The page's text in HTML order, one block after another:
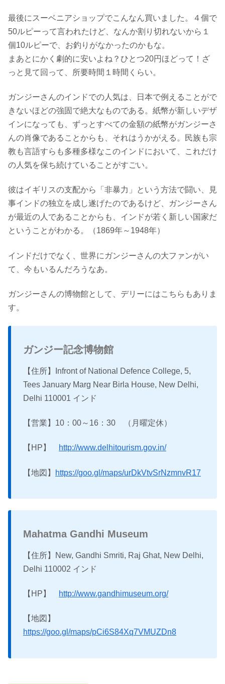
最後にスーベニアショップでこんなん買いました。４個で
50ルピーって言われたけど、なんか割り切れないから１
個10ルピーで、お釣りがなかったのかもな。
まあとにかく劇的に安いよね？ひとつ20円ほどって！ざ
っと見て回って、所要時間１時間くらい。
ガンジーさんのインドでの人気は、日本で例えることがで
きないほどの強固で絶大なものである。紙幣が新しいデザ
インになっても、ずっとすべての金額の紙幣がガンジーさ
んの肖像であることからも、それはうかがえる。民族も宗
教も言語すらも多種多様なこのインドにおいて、これだけ
の人気を保ち続けていることがすごい。
彼はイギリスの支配から「非暴力」という方法で闘い、見
事インドの独立を成し遂げたのであるけど、ガンジーさん
が最近の人であることからも、インドが若く新しい国家だ
ということがわかる。（1869年～1948年）
インドだけでなく、世界にガンジーさんの大ファンがい
て、今もいるんだろうなあ。
ガンジーさんの博物館として、デリーにはこちらもありま
す。
ガンジー記念博物館
【住所】Infront of National Defence College, 5,
Tees January Marg Near Birla House, New Delhi,
Delhi 110001 インド
【営業】10：00～16：30 （月曜定休）
【HP】 http://www.delhitourism.gov.in/
【地図】 https://goo.gl/maps/urDkVtvSrNzmnvR17
Mahatma Gandhi Museum
【住所】New, Gandhi Smriti, Raj Ghat, New Delhi,
Delhi 110002 インド
【HP】 http://www.gandhimuseum.org/
【地図】
https://goo.gl/maps/pCi6S84Xq7VMUZDn8